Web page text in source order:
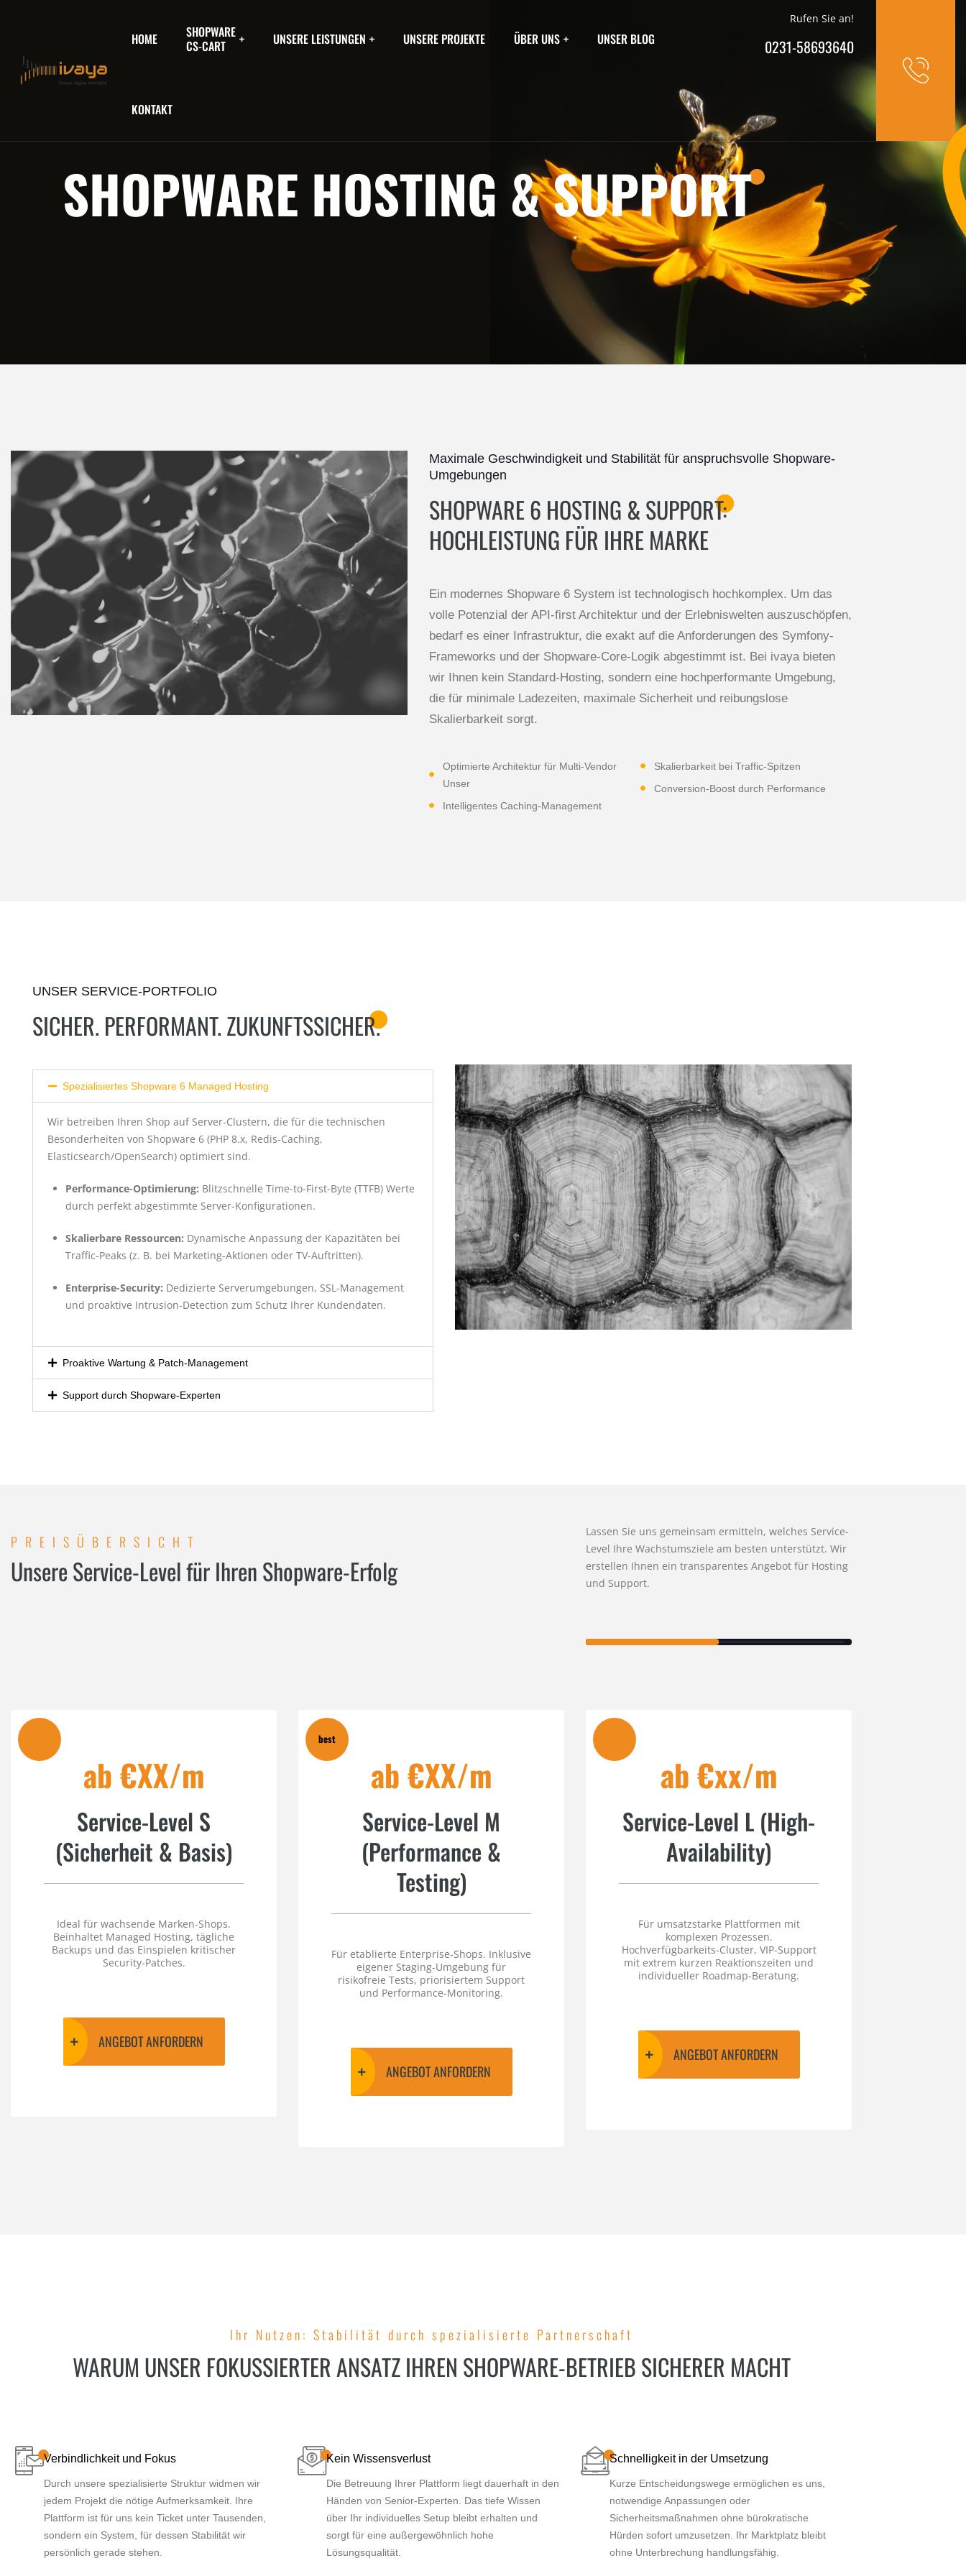
HOME
SHOPWARE
CS-CART
UNSERE LEISTUNGEN UNSERE PROJEKTE ÜBER UNS UNSER BLOG
KONTAKT
Rufen Sie an!
0231-58693640
SHOPWARE HOSTING & SUPPORT
Maximale Geschwindigkeit und Stabilität für anspruchsvolle Shopware-
Umgebungen
SHOPWARE 6 HOSTING & SUPPORT:
HOCHLEISTUNG FÜR IHRE MARKE
Ein modernes Shopware 6 System ist technologisch hochkomplex. Um das
volle Potenzial der API-first Architektur und der Erlebniswelten auszuschöpfen,
bedarf es einer Infrastruktur, die exakt auf die Anforderungen des Symfony-
Frameworks und der Shopware-Core-Logik abgestimmt ist. Bei ivaya bieten
wir Ihnen kein Standard-Hosting, sondern eine hochperformante Umgebung,
die für minimale Ladezeiten, maximale Sicherheit und reibungslose
Skalierbarkeit sorgt.
Optimierte Architektur für Multi-Vendor
Unser
Intelligentes Caching-Management
Skalierbarkeit bei Traffic-Spitzen
Conversion-Boost durch Performance
UNSER SERVICE-PORTFOLIO
SICHER. PERFORMANT. ZUKUNFTSSICHER.
Spezialisiertes Shopware 6 Managed Hosting
Wir betreiben Ihren Shop auf Server-Clustern, die für die technischen
Besonderheiten von Shopware 6 (PHP 8.x, Redis-Caching,
Elasticsearch/OpenSearch) optimiert sind.
Performance-Optimierung: Blitzschnelle Time-to-First-Byte (TTFB) Werte
durch perfekt abgestimmte Server-Konfigurationen.
Skalierbare Ressourcen: Dynamische Anpassung der Kapazitäten bei
Traffic-Peaks (z. B. bei Marketing-Aktionen oder TV-Auftritten).
Enterprise-Security: Dedizierte Serverumgebungen, SSL-Management
und proaktive Intrusion-Detection zum Schutz Ihrer Kundendaten.
Proaktive Wartung & Patch-Management
Support durch Shopware-Experten
PREISÜBERSICHT
Unsere Service-Level für Ihren Shopware-Erfolg
Lassen Sie uns gemeinsam ermitteln, welches Service-
Level Ihre Wachstumsziele am besten unterstützt. Wir
erstellen Ihnen ein transparentes Angebot für Hosting
und Support.
Service-Level S
(Sicherheit & Basis)
ab €XX/m
Ideal für wachsende Marken-Shops.
Beinhaltet Managed Hosting, tägliche
Backups und das Einspielen kritischer
Security-Patches.
ANGEBOT ANFORDERN
best
Service-Level M
(Performance &
Testing)
ab €XX/m
Für etablierte Enterprise-Shops. Inklusive
eigener Staging-Umgebung für
risikofreie Tests, priorisiertem Support
und Performance-Monitoring.
ANGEBOT ANFORDERN
Service-Level L (High-
Availability)
ab €xx/m
Für umsatzstarke Plattformen mit
komplexen Prozessen.
Hochverfügbarkeits-Cluster, VIP-Support
mit extrem kurzen Reaktionszeiten und
individueller Roadmap-Beratung.
ANGEBOT ANFORDERN
Ihr Nutzen: Stabilität durch spezialisierte Partnerschaft
WARUM UNSER FOKUSSIERTER ANSATZ IHREN SHOPWARE-BETRIEB SICHERER MACHT
Verbindlichkeit und Fokus
Durch unsere spezialisierte Struktur widmen wir
jedem Projekt die nötige Aufmerksamkeit. Ihre
Plattform ist für uns kein Ticket unter Tausenden,
sondern ein System, für dessen Stabilität wir
persönlich gerade stehen.
Kein Wissensverlust
Die Betreuung Ihrer Plattform liegt dauerhaft in den
Händen von Senior-Experten. Das tiefe Wissen
über Ihr individuelles Setup bleibt erhalten und
sorgt für eine außergewöhnlich hohe
Lösungsqualität.
Schnelligkeit in der Umsetzung
Kurze Entscheidungswege ermöglichen es uns,
notwendige Anpassungen oder
Sicherheitsmaßnahmen ohne bürokratische
Hürden sofort umzusetzen. Ihr Marktplatz bleibt
ohne Unterbrechung handlungsfähig.